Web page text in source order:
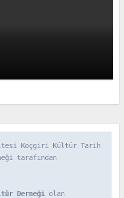
Koçgiri Kültür Tarih
tarafından
Derneği olan